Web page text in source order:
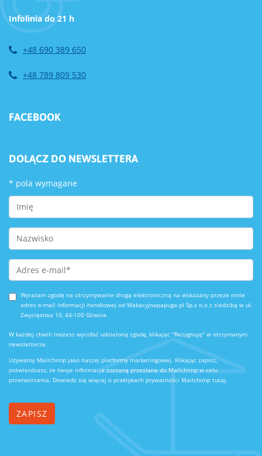
Infolinia do 21 h
+48 690 389 650
+48 789 809 530
FACEBOOK
DOŁĄCZ DO NEWSLETTERA
* pola wymagane
First Name
Last Name
Email Address *
Wyrażam zgodę na otrzymywanie drogą elektroniczną na wskazany przeze mnie
adres e-mail informacji handlowej od Wakacyjnapapuga.pl Sp.z o.o z siedzibą w ul.
Zwycięstwa 10, 44-100 Gliwice.
W każdej chwili możesz wycofać udzieloną zgodę, klikając "Rezygnuję" w otrzymanym
newsletterze.
Używamy Mailchimp jako naszej platformy marketingowej. Klikając zapisz,
potwierdzasz, że twoje informacje zostaną przesłane do Mailchimp w celu
przetworzenia. Dowiedz się więcej o praktykach prywatności Mailchimp tutaj.